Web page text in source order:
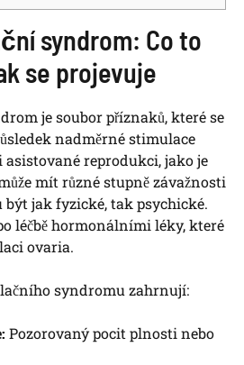
syndrom: Co to
se projevuje
je soubor příznaků, které se
nadměrné stimulace
asistované reprodukci, jako je
mít různé stupně závažnosti
být jak fyzické, tak psychické.
léčbě hormonálními léky, které
ovaria.
syndromu zahrnují:
Pozorovaný pocit plnosti nebo